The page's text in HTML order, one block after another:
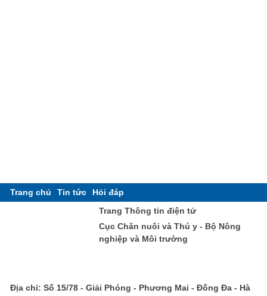
Trang chủ Tin tức
Hỏi đáp
Trang Thông tin điện tử
Cục Chăn nuôi và Thú y - Bộ Nông
nghiệp và Môi trường
Địa chỉ: Số 15/78 - Giải Phóng - Phương Mai - Đống Đa - Hà